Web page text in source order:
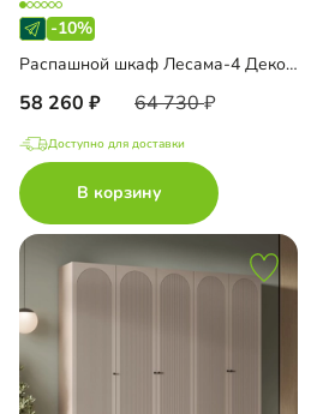
-10%
Распашной шкаф Лесама-4 Декор 1
58 260 64 730
Доступно для доставки
В корзину